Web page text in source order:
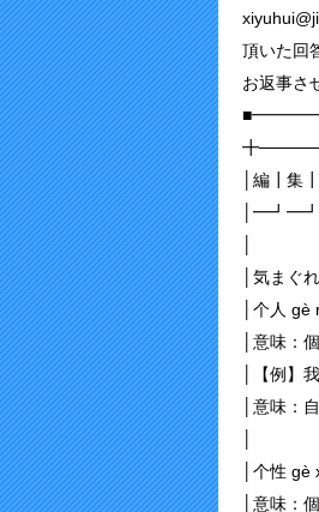
頂いた回
お返事さ
│編┃集
│気まぐ
│个人
│意味：
│【例】
│意味：
│个性
│意味：